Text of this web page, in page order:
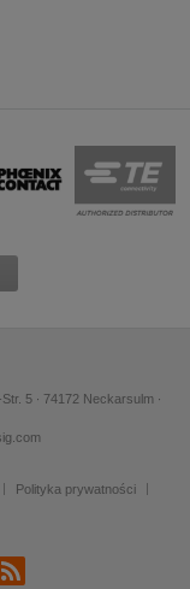
5 ∙ 74172 Neckarsulm ∙
Polityka prywatności